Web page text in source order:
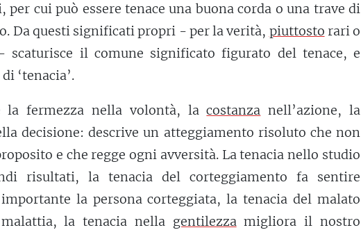
per cui può essere tenace una buona corda o una trave di
Da questi significati propri - per la verità, piuttosto rari o
scaturisce il comune significato figurato del tenace, e
‘tenacia’.
la fermezza nella volontà, lacostanza nell’azione, la
decisione: descrive un atteggiamento risoluto che non
e che regge ogni avversità. La tenacia nello studio
risultati, la tenacia del corteggiamento fa sentire
la persona corteggiata, la tenacia del malato
la tenacia nella gentilezzamigliora il nostro